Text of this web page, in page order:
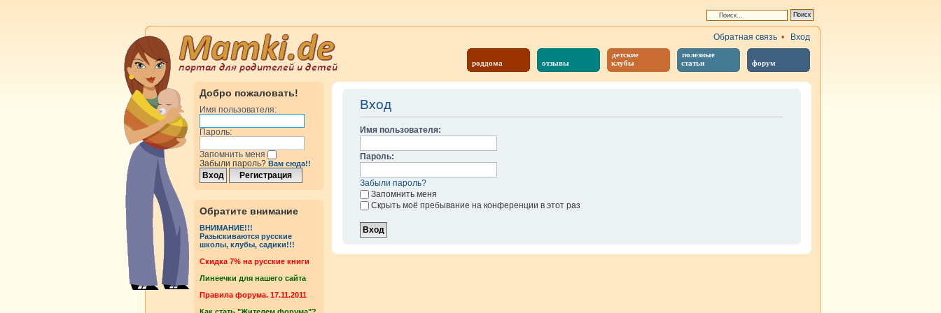
роддома отзывы
детские
клубы
полезные
статьи
форум
Обратная связь • Вход
Добро пожаловать!
Имя пользователя:
Пароль:
Запомнить меня
Забыли пароль? Вам сюда!!
Обратите внимание
ВНИМАНИЕ!!!
Разыскиваются русские
школы, клубы, садики!!!
Cкидка 7% на русские книги
Линеечки для нашего сайта
Правила форума. 17.11.2011
Вход
Имя пользователя:
Пароль:
Забыли пароль?
Запомнить меня
Скрыть моё пребывание на конференции в этот раз